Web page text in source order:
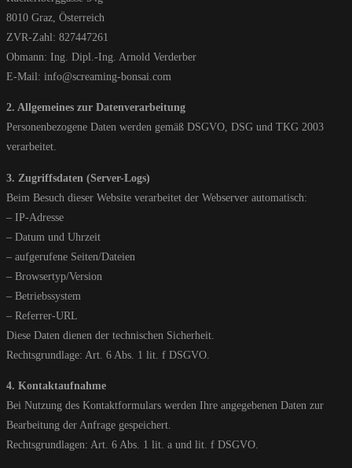
8010 Graz, Österreich
ZVR-Zahl: 827447261
Obmann: Ing. Dipl.-Ing. Arnold Verderber
E-Mail: info@screaming-bonsai.com
2. Allgemeines zur Datenverarbeitung
Personenbezogene Daten werden gemäß DSGVO, DSG und TKG 2003
verarbeitet.
3. Zugriffsdaten (Server-Logs)
Beim Besuch dieser Website verarbeitet der Webserver automatisch:
– IP-Adresse
– Datum und Uhrzeit
– aufgerufene Seiten/Dateien
– Browsertyp/Version
– Betriebssystem
– Referrer-URL
Diese Daten dienen der technischen Sicherheit.
Rechtsgrundlage: Art. 6 Abs. 1 lit. f DSGVO.
4. Kontaktaufnahme
Bei Nutzung des Kontaktformulars werden Ihre angegebenen Daten zur
Bearbeitung der Anfrage gespeichert.
Rechtsgrundlagen: Art. 6 Abs. 1 lit. a und lit. f DSGVO.